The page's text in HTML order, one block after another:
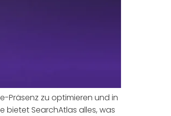
Präsenz zu optimieren und in
bietet SearchAtlas alles, was